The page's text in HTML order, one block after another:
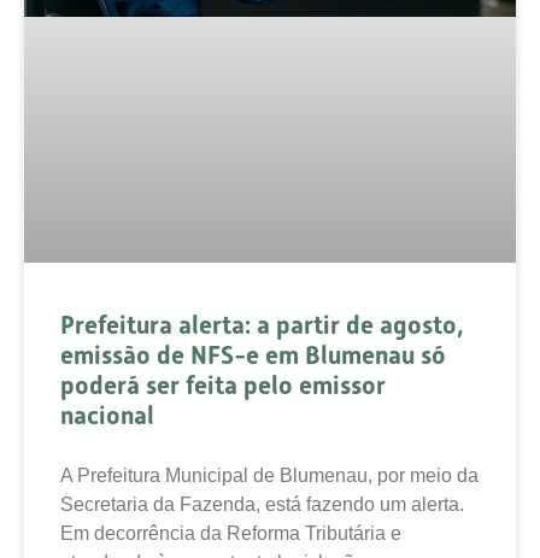
Prefeitura alerta: a partir de agosto,
emissão de NFS-e em Blumenau só
poderá ser feita pelo emissor
nacional
A Prefeitura Municipal de Blumenau, por meio da
Secretaria da Fazenda, está fazendo um alerta.
Em decorrência da Reforma Tributária e